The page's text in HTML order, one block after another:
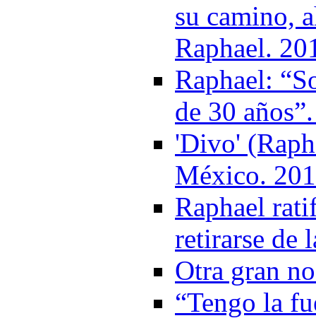
su camino,
Raphael.
Raphael:
de 30
'Divo'
México.
Raphael
retirarse de
Otra gran
“Tengo la